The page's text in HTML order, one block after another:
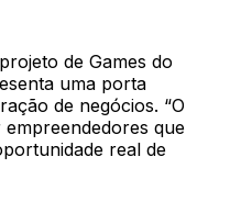
de Games do
uma porta
de negócios. “O
que
real de